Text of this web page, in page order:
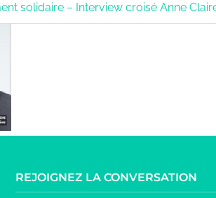
solidaire – Interview croisé Anne
REJOIGNEZ LA CONVERSATION